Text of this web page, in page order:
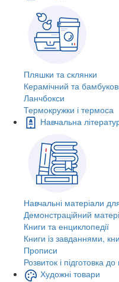
Пляшки та склянки
Керамічний та
Ланчбокси
Термокружки і термоса
Навчальна
Навчальні матеріали
Демонстраційний
Книги та енциклопедії
Книги із завданнями,
Прописи
Розвиток і підготовка
Художні товари